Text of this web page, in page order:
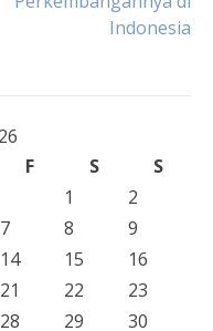
Indonesia
F S
S
1
2
7 8
9
14 15
16
21 22
23
28 29
30